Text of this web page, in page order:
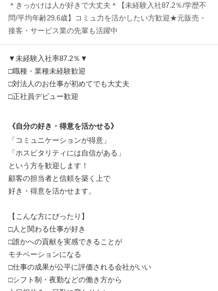
＊きっかけは人が好きで大丈夫＊【未経験入社87.2％/学歴不
問/平均年齢29.6歳】コミュ力を活かしたい方歓迎★元販売・
接客・サービス業の先輩も活躍中
▼未経験入社率87.2％▼
□職種・業種未経験歓迎
□対法人のお仕事が初めてでも大丈夫
□正社員デビュー歓迎
《自分の好き・得意を活かせる》
「コミュニケーションが得意」
「ホスピタリティには自信がある」
という方を歓迎します！
顧客の担当者と信頼を築く上で
好き・得意を活かせます。
【こんな方にぴったり】
□人と関わる仕事が好き
□誰かへの貢献を実感できることが
モチベーションになる
□仕事の成果が公平に評価される会社がいい
□シフト制・夜勤などの働き方から